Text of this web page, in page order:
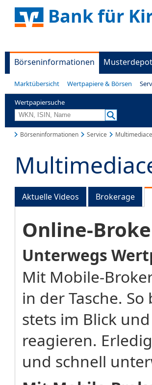
Bank für
Börseninformationen
Marktübersicht Wertpapiere & Börsen
Wertpapiersuche
Börseninformationen Service
Aktuelle Videos Brokerage
Online-
Unterwegs
Mit Mobile-
in der Tasche.
stets im Blick
reagieren.
und schnell